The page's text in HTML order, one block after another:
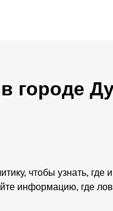
городе
чтобы узнать,
информацию, где